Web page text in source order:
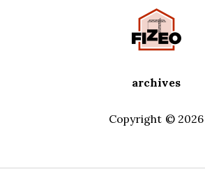
archives
Copyright © 2026